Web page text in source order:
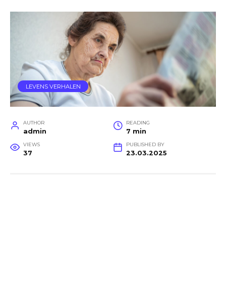
LEVENS VERHALEN
AUTHOR
admin
READING
7 min
VIEWS
37
PUBLISHED BY
23.03.2025